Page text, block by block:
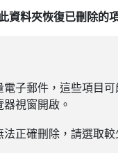
此資料夾恢復已刪除的
子郵件，這些項目
視窗開啟。
正確刪除，請選取較